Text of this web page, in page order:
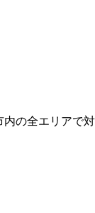
内の全エリアで対